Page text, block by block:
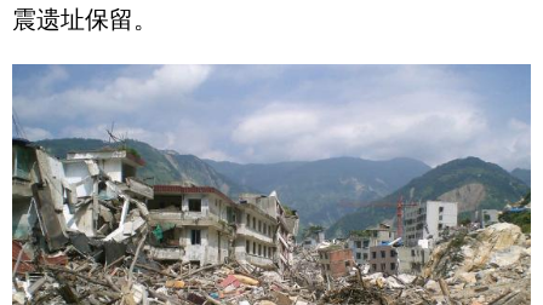
震遗址保留。